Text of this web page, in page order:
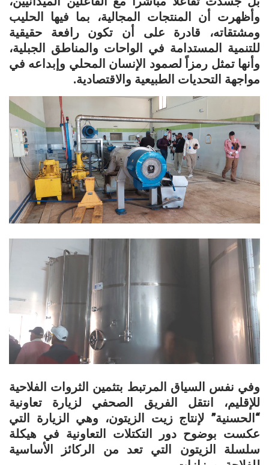
وأظهرت أن المنتجات المجالية، بما فيها الحليب
ومشتقاته، قادرة على أن تكون رافعة حقيقية
للتنمية المستدامة في الواحات والمناطق الجبلية،
وأنها تمثل رمزاً لصمود الإنسان المحلي وإبداعه في
مواجهة التحديات الطبيعية والاقتصادية.
​وفي نفس السياق المرتبط بتثمين الثروات الفلاحية
للإقليم، انتقل الفريق الصحفي لزيارة تعاونية
“الحسنية” لإنتاج زيت الزيتون، وهي الزيارة التي
عكست بوضوح دور التكتلات التعاونية في هيكلة
سلسلة الزيتون التي تعد من الركائز الأساسية